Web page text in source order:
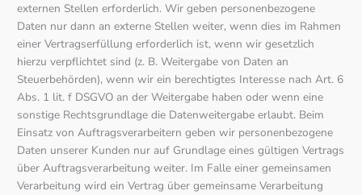
externen Stellen erforderlich. Wir geben personenbezogene
Daten nur dann an externe Stellen weiter, wenn dies im Rahmen
einer Vertragserfüllung erforderlich ist, wenn wir gesetzlich
hierzu verpflichtet sind (z. B. Weitergabe von Daten an
Steuerbehörden), wenn wir ein berechtigtes Interesse nach Art. 6
Abs. 1 lit. f DSGVO an der Weitergabe haben oder wenn eine
sonstige Rechtsgrundlage die Datenweitergabe erlaubt. Beim
Einsatz von Auftragsverarbeitern geben wir personenbezogene
Daten unserer Kunden nur auf Grundlage eines gültigen Vertrags
über Auftragsverarbeitung weiter. Im Falle einer gemeinsamen
Verarbeitung wird ein Vertrag über gemeinsame Verarbeitung